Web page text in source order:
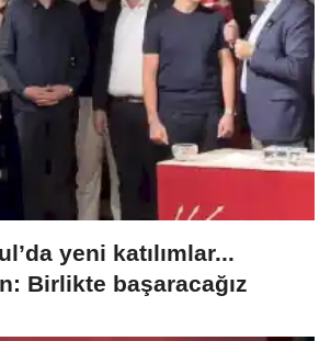
yeni katılımlar...
Birlikte başaracağız